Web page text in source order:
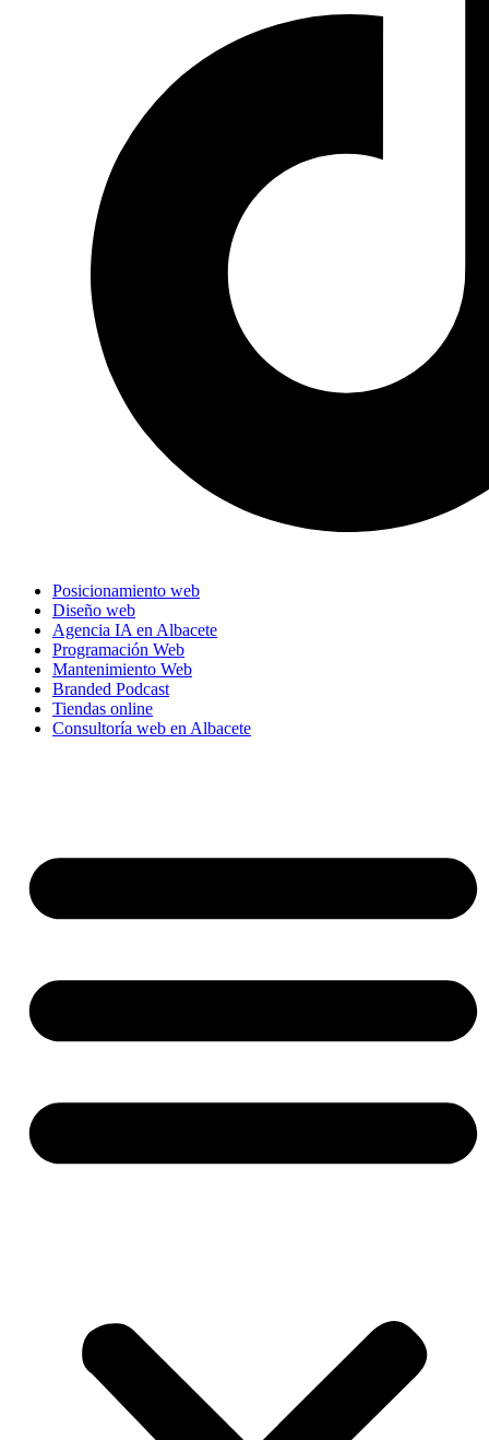
Posicionamiento web
Diseño web
Agencia IA en Albacete
Programación Web
Mantenimiento Web
Branded Podcast
Tiendas online
Consultoría web en Albacete